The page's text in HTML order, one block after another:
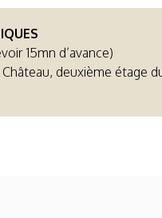
15mn d’avance)
deuxième étage